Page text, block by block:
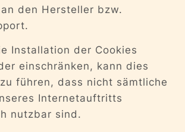
den Hersteller bzw.
Installation der Cookies
einschränken, kann dies
führen, dass nicht sämtliche
Internetauftritts
nutzbar sind.